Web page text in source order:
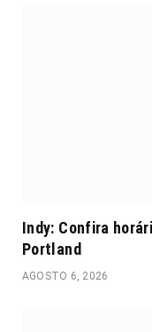
Indy: Confira
Portland
AGOSTO 6, 2026